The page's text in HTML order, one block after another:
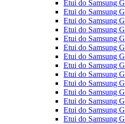
Etui do Samsung
Etui do Samsung
Etui do Samsung
Etui do Samsung
Etui do Samsung
Etui do Samsung
Etui do Samsung
Etui do Samsung
Etui do Samsung
Etui do Samsung
Etui do Samsung
Etui do Samsung
Etui do Samsung
Etui do Samsung